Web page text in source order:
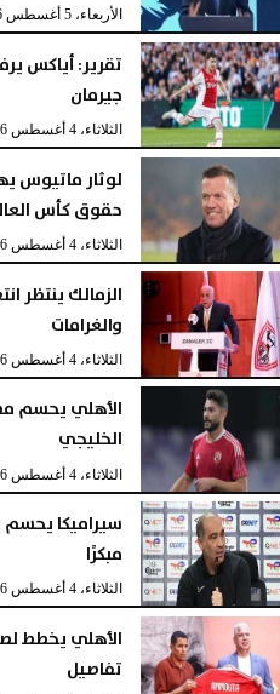
الأربعاء، 5 أغسطس 2026
تقرير: أياكس
جيرمان
الثلاثاء، 4 أغسطس 2026
لوثار ماتيوس
حقوق كأس
الثلاثاء، 4 أغسطس 2026
الزمالك ينتظر
والغرامات
الثلاثاء، 4 أغسطس 2026
الأهلي يحسم
الخليجي
الثلاثاء، 4 أغسطس 2026
سيراميكا
مبكرًا
الثلاثاء، 4 أغسطس 2026
الأهلي يخطط
تفاصيل